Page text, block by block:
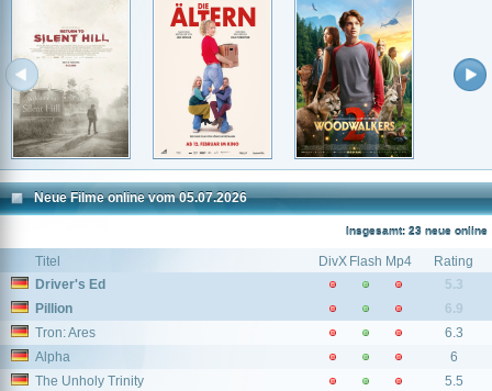
Neue Filme online vom 05.07.2026
Insgesamt: 23 neue online
Titel DivX Flash Mp4
Rating
Driver's Ed
5.3
Pillion
6.9
Tron: Ares
6.3
Alpha
6
The Unholy Trinity
5.5